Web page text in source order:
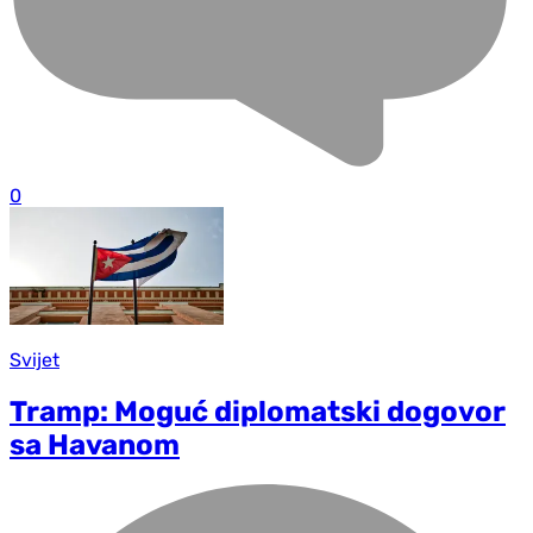
0
Svijet
Tramp: Moguć diplomatski dogovor
sa Havanom